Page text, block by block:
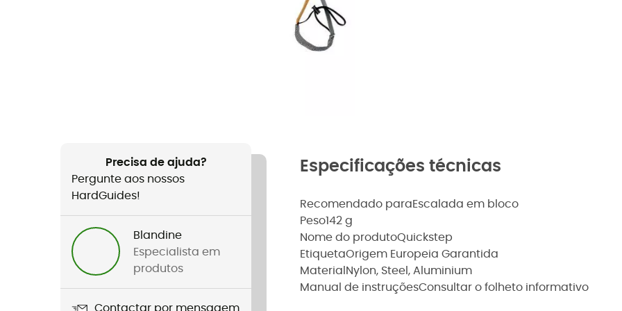
Precisa de ajuda?
Pergunte aos nossos
HardGuides!
Blandine
Especialista em
produtos
Contactar por mensagem
Especificações técnicas
Recomendado paraEscalada em bloco
Peso142 g
Nome do produtoQuickstep
EtiquetaOrigem Europeia Garantida
Material Nylon, Steel, Aluminium
Manual de instruçõesConsultar o folheto informativo